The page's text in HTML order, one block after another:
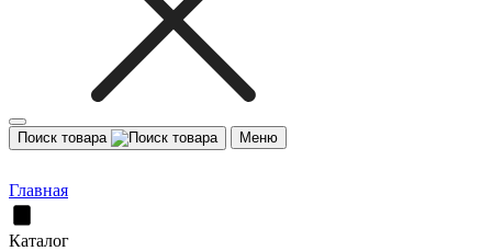
Поиск товара Меню
Главная
Каталог